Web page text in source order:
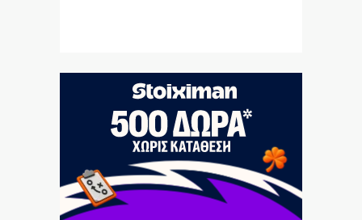
Χούθι: Νέες απειλές κατά όσων συνεργάζονται με το
Επικίνδυνο «κοκτέιλ» ζέστης και ανέμων – Στο κόκκινο
ο κίνδυνος πυρκαγιών
8|08|2026 | 8:12